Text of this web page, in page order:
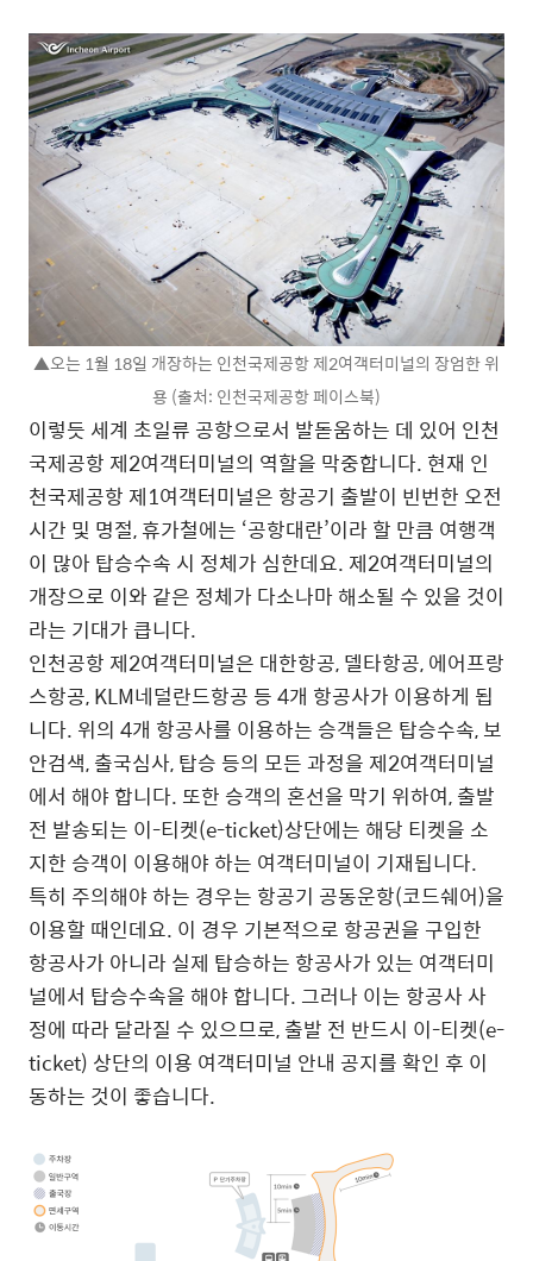
▲오는 1월 18일 개장하는 인천국제공항 제2여객터미널의 장엄한 위
용 (출처: 인천국제공항 페이스북)
이렇듯 세계 초일류 공항으로서 발돋움하는 데 있어 인천
국제공항 제2여객터미널의 역할을 막중합니다. 현재 인
천국제공항 제1여객터미널은 항공기 출발이 빈번한 오전
시간 및 명절, 휴가철에는 ‘공항대란’이라 할 만큼 여행객
이 많아 탑승수속 시 정체가 심한데요. 제2여객터미널의
개장으로 이와 같은 정체가 다소나마 해소될 수 있을 것이
라는 기대가 큽니다.
인천공항 제2여객터미널은 대한항공, 델타항공, 에어프랑
스항공, KLM네덜란드항공 등 4개 항공사가 이용하게 됩
니다. 위의 4개 항공사를 이용하는 승객들은 탑승수속, 보
안검색, 출국심사, 탑승 등의 모든 과정을 제2여객터미널
에서 해야 합니다. 또한 승객의 혼선을 막기 위하여, 출발
전 발송되는 이-티켓(e-ticket)상단에는 해당 티켓을 소
지한 승객이 이용해야 하는 여객터미널이 기재됩니다.
특히 주의해야 하는 경우는 항공기 공동운항(코드쉐어)을
이용할 때인데요. 이 경우 기본적으로 항공권을 구입한
항공사가 아니라 실제 탑승하는 항공사가 있는 여객터미
널에서 탑승수속을 해야 합니다. 그러나 이는 항공사 사
정에 따라 달라질 수 있으므로, 출발 전 반드시 이-티켓(e-
ticket) 상단의 이용 여객터미널 안내 공지를 확인 후 이
동하는 것이 좋습니다.